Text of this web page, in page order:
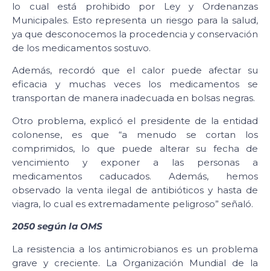
lo cual está prohibido por Ley y Ordenanzas
Municipales. Esto representa un riesgo para la salud,
ya que desconocemos la procedencia y conservación
de los medicamentos sostuvo.
Además, recordó que el calor puede afectar su
eficacia y muchas veces los medicamentos se
transportan de manera inadecuada en bolsas negras.
Otro problema, explicó el presidente de la entidad
colonense, es que “a menudo se cortan los
comprimidos, lo que puede alterar su fecha de
vencimiento y exponer a las personas a
medicamentos caducados. Además, hemos
observado la venta ilegal de antibióticos y hasta de
viagra, lo cual es extremadamente peligroso” señaló.
2050 según la OMS
La resistencia a los antimicrobianos es un problema
grave y creciente. La Organización Mundial de la